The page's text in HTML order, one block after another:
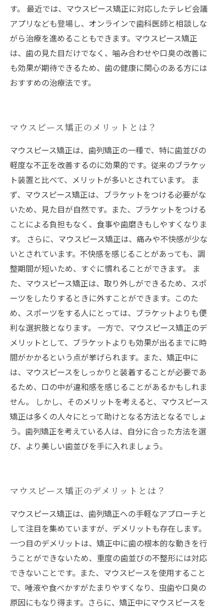
す。 最近では、マウスピース矯正に対応したテレビ会議
アプリなども登場し、オンラインで歯科医師と相談しな
がら治療を進めることもできます。マウスピース矯正
は、歯の見た目だけでなく、噛み合わせや口臭の改善に
も効果が期待できるため、歯の健康に関心のある方には
おすすめの治療法です。
マウスピース矯正のメリットとは？
マウスピース矯正は、歯列矯正の一種で、特に歯並びの
軽度な不正を改善するのに効果的です。従来のブラケッ
ト装置と比べて、メリットが多いとされています。 ま
ず、マウスピース矯正は、ブラケットをつける必要がな
いため、見た目が自然です。また、ブラケットをつける
ことによる負担もなく、食事や歯磨きもしやすくなりま
す。 さらに、マウスピース矯正は、痛みや不快感が少な
いとされています。不快感を感じることがあっても、調
整期間が短いため、すぐに慣れることができます。 ま
た、マウスピース矯正は、取り外しができるため、スポ
ーツをしたりするときに外すことができます。このた
め、スポーツをする人にとっては、ブラケットよりも便
利な選択肢となります。 一方で、マウスピース矯正のデ
メリットとして、ブラケットよりも効果が出るまでに時
間がかかるという点が挙げられます。また、矯正中に
は、マウスピースをしっかりと装着することが必要であ
るため、口の中が違和感を感じることがあるかもしれま
せん。 しかし、そのメリットを考えると、マウスピース
矯正は多くの人々にとって助けとなる方法となるでしょ
う。歯列矯正を考えている人は、自分に合った方法を選
び、より美しい歯並びを手に入れましょう。
マウスピース矯正のデメリットとは？
マウスピース矯正は、歯列矯正への手軽なアプローチと
して注目を集めていますが、デメリットも存在します。
一つ目のデメリットは、矯正中に歯の根本的な動きを行
うことができないため、重度の歯並びの不整形には対応
できないことです。また、マウスピースを使用すること
で、唾液や食べかすがたまりやすくなり、虫歯や口臭の
原因にもなり得ます。さらに、矯正中にマウスピースを